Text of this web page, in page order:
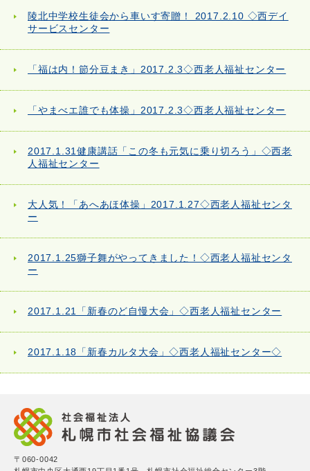
陵北中学校生徒会から車いす寄贈！ 2017.2.10 ◇西デイ
サービスセンター
「福は内！節分豆まき」2017.2.3◇西老人福祉センター
「やまべエ誰でも体操」2017.2.3◇西老人福祉センター
2017.1.31健康講話「この冬も元気に乗り切ろう」◇西老
人福祉センター
大人気！「あへあほ体操」2017.1.27◇西老人福祉センタ
ー
2017.1.25獅子舞がやってきました！◇西老人福祉センタ
ー
2017.1.21「新春のど自慢大会」◇西老人福祉センター
2017.1.18「新春カルタ大会」◇西老人福祉センター◇
〒060-0042